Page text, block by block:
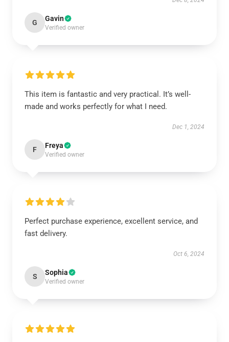
G Gavin
Verified owner
This item is fantastic and very practical. It’s well-
made and works perfectly for what I need.
Dec 1, 2024
F Freya
Verified owner
Perfect purchase experience, excellent service, and
fast delivery.
Oct 6, 2024
S Sophia
Verified owner